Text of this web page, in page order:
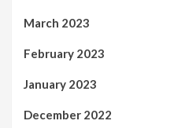
March 2023
February 2023
January 2023
December 2022